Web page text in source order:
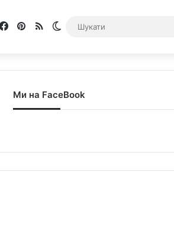
Facebook
Pinterest
RSS Switch skin
Ми на FaceBook